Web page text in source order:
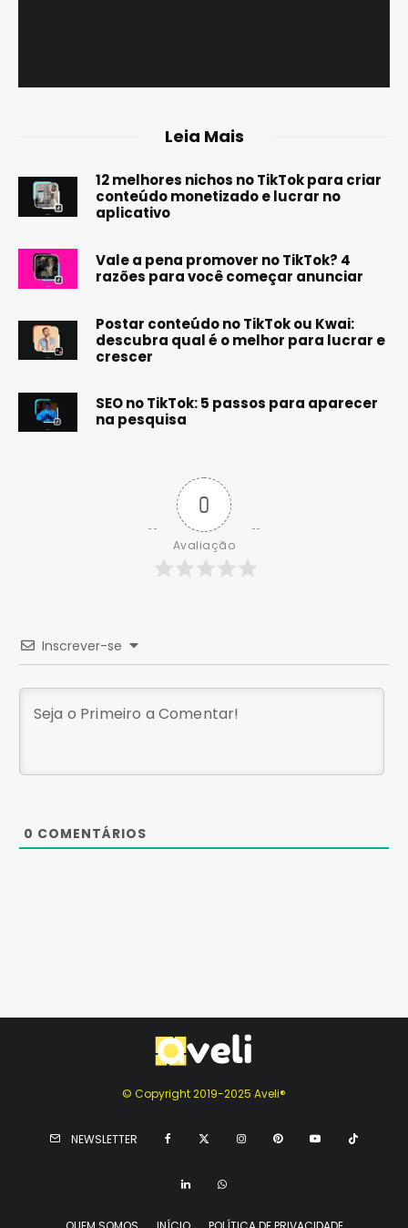
Leia Mais
12 melhores nichos no TikTok para criar
conteúdo monetizado e lucrar no
aplicativo
Vale a pena promover no TikTok? 4
razões para você começar anunciar
Postar conteúdo no TikTok ou Kwai:
descubra qual é o melhor para lucrar e
crescer
SEO no TikTok: 5 passos para aparecer
na pesquisa
0
Avaliação
Inscrever-se
0 COMENTÁRIOS
© Copyright 2019-2025 Aveli®
NEWSLETTER